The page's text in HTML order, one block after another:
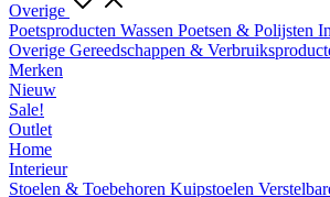
Overige
Poetsproducten Wassen Poetsen & Polijsten
Overige Gereedschappen &
Merken
Nieuw
Sale!
Outlet
Home
Interieur
Stoelen & Toebehoren Kuipstoelen